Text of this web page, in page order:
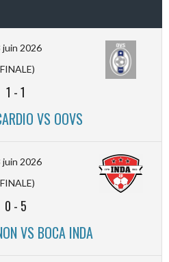
juin 2026
1 -1
VS OOVS
juin 2026
0 - 5
VS BOCA INDA